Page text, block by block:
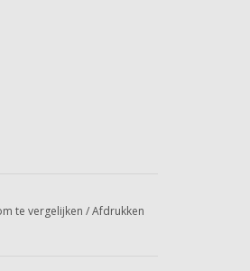
te vergelijken /Afdrukken